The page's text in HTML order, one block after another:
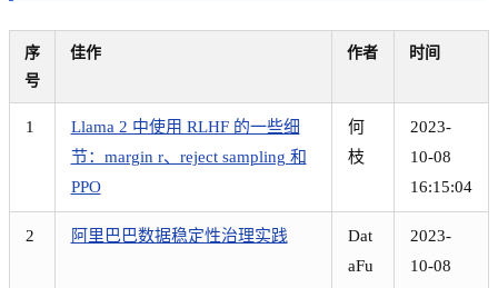
序
号
佳作 作者 时间
1
Llama 2 中使用 RLHF 的一些细
节：margin r、reject sampling 和
PPO
何
枝
2023-
10-08
16:15:04
2 阿里巴巴数据稳定性治理实践
Dat
aFu
2023-
10-08